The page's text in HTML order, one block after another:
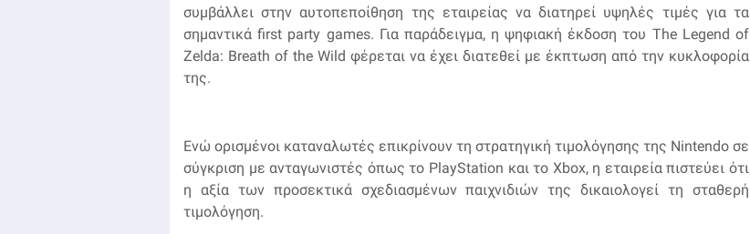
συμβάλλει στην αυτοπεποίθηση της εταιρείας να διατηρεί υψηλές τιμές για τα
σημαντικά first party games. Για παράδειγμα, η ψηφιακή έκδοση του The Legend of
Zelda: Breath of the Wild φέρεται να έχει διατεθεί με έκπτωση από την κυκλοφορία
της.
Ενώ ορισμένοι καταναλωτές επικρίνουν τη στρατηγική τιμολόγησης της Nintendo σε
σύγκριση με ανταγωνιστές όπως το PlayStation και το Xbox, η εταιρεία πιστεύει ότι
η αξία των προσεκτικά σχεδιασμένων παιχνιδιών της δικαιολογεί τη σταθερή
τιμολόγηση.